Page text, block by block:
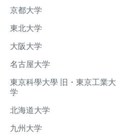
京都大学
東北大学
大阪大学
名古屋大学
東京科學大學 旧・東京工業大
学
北海道大学
九州大学